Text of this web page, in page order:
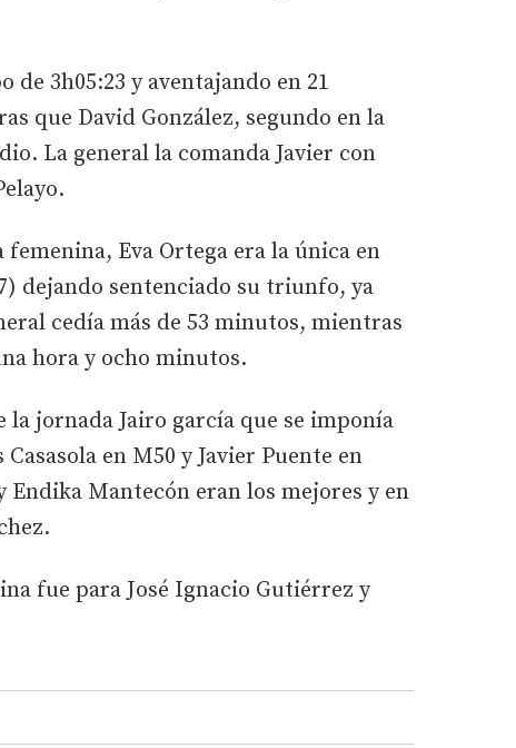
de 3h05:23 y aventajando en 21
que David González, segundo en la
La general la comanda Javier con
Eva Ortega era la única en
dejando sentenciado su triunfo, ya
cedía más de 53 minutos, mientras
hora y ocho minutos.
jornada Jairo garcía que se imponía
en M50 y Javier Puente en
Mantecón eran los mejores y en
fue para José Ignacio Gutiérrez y